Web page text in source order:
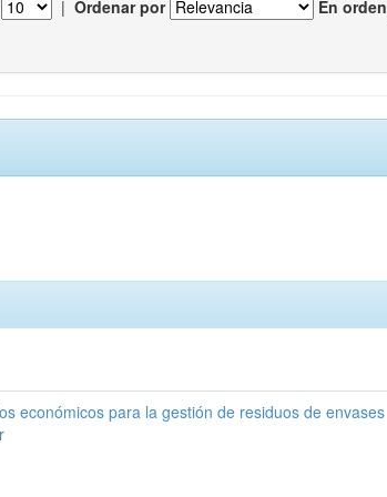
| Ordenar por En orden
económicos para la gestión de residuos de envases